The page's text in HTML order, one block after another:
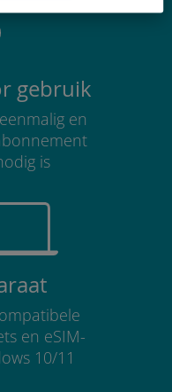
gebruik
en
is
en eSIM-
10/11